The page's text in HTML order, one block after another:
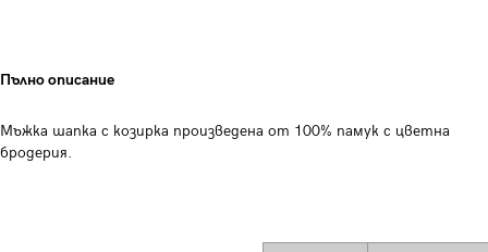
Пълно описание
Мъжка шапка с козирка произведена от 100% памук с цветна
бродерия.